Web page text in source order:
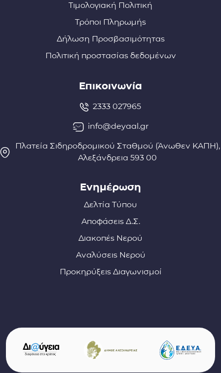
Τιμολογιακή Πολιτική
Τρόποι Πληρωμής
Δήλωση Προσβασιμότητας
Πολιτική προστασίας δεδομένων
Επικοινωνία
2333 027965
info@deyaal.gr
Πλατεία Σιδηροδρομικού Σταθμού (Άνωθεν ΚΑΠΗ),
Αλεξάνδρεια 593 00
Ενημέρωση
Δελτία Τύπου
Αποφάσεις Δ.Σ.
Διακοπές Νερού
Αναλύσεις Νερού
Προκηρύξεις Διαγωνισμοί
Σύνδεσμοι φορέων και συνεργατών
(ανοίγει σε νέο παράθυρο)
(ανοίγει σε νέο